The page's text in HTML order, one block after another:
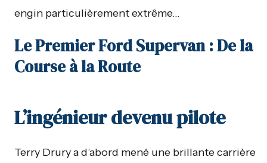
engin particulièrement extrême…
Le Premier Ford Supervan : De la
Course à la Route
L’ingénieur devenu pilote
Terry Drury a d’abord mené une brillante carrière